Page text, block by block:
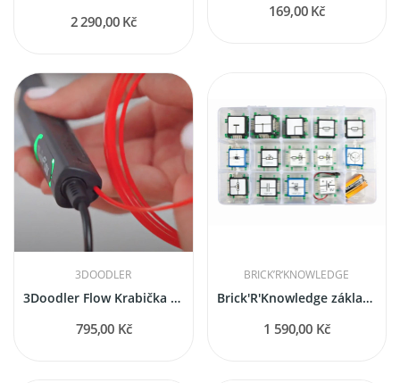
2 290,00 Kč
169,00 Kč
3DOODLER
3Doodler Flow Krabička s náhradními náplněmi
795,00 Kč
BRICK’R‘KNOWLEDGE
Brick'R'Knowledge základní vzdělávací sada
1 590,00 Kč